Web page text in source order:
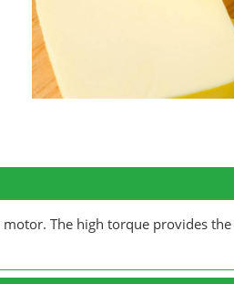
motor. The high torque provides the